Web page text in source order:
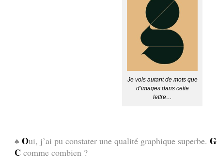
Je vois autant de mots que
d’images dans cette
lettre…
♠ Oui, j’ai pu constater une qualité graphique superbe. G
C comme combien ?